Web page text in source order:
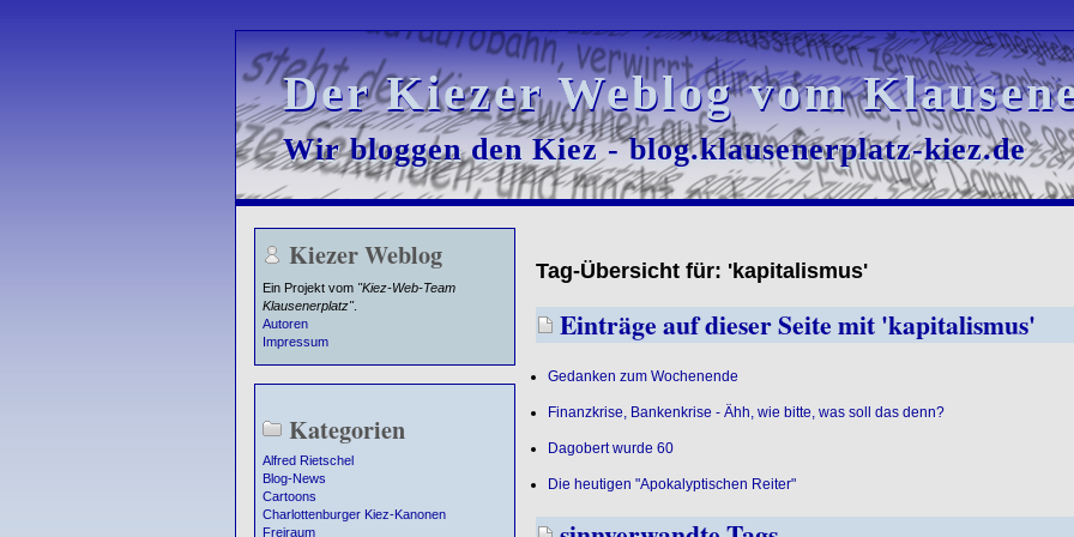
Der Kiezer Weblog vom
Der Kiezer Weblog vom
Wir bloggen den Kiez - blog.klausenerplatz-kiez.de
Wir bloggen den Kiez - blog.klausenerplatz-kiez.de
Kiezer Weblog
Ein Projekt vom "Kiez-Web-Team
Klausenerplatz".
Autoren
Impressum
Kategorien
Alfred Rietschel
Blog-News
Cartoons
Charlottenburger Kiez-Kanonen
Freiraum
Tag-Übersicht für: 'kapitalismus'
Einträge auf dieser Seite mit 'kapitalismus'
Gedanken zum Wochenende
Finanzkrise, Bankenkrise - Ähh, wie bitte, was soll das denn?
Dagobert wurde 60
Die heutigen "Apokalyptischen Reiter"